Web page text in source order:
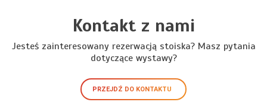
Kontakt z nami
Jesteś zainteresowany rezerwacją stoiska? Masz pytania
dotyczące wystawy?
PRZEJDŹ DO KONTAKTU